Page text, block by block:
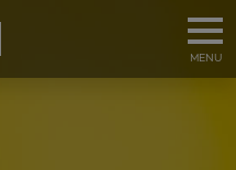
MENU